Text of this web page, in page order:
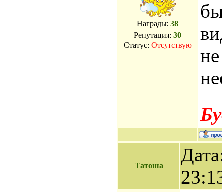
Награды: 38
Репутация: 30
Статус: Отсутствую
Татоша